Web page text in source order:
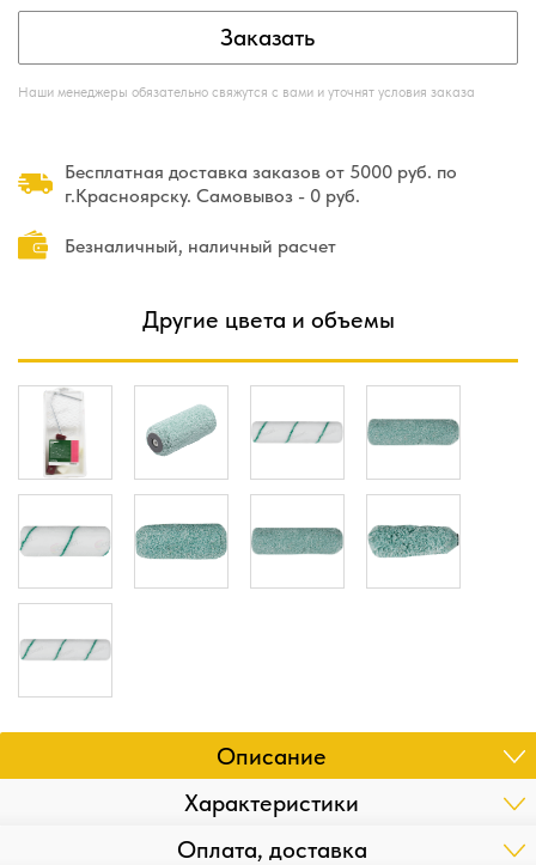
Заказать
Наши менеджеры обязательно свяжутся с вами и уточнят условия заказа
Бесплатная доставка заказов от 5000 руб. по
г.Красноярску. Самовывоз - 0 руб.
Безналичный, наличный расчет
Другие цвета и объемы
Описание
Характеристики
Оплата, доставка